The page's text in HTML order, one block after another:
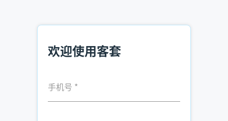
销售人员较难评估客户使用软件的情况，较难发现粘性用
如果销售人员不注重客户关系维系，可能客户流失率较
客套CRM解决方案
欢迎使用客套
手机号 *